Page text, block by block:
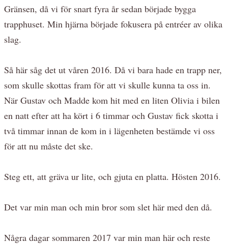
Gränsen, då vi för snart fyra år sedan började bygga
trapphuset. Min hjärna började fokusera på entréer av olika
slag.
Så här såg det ut våren 2016. Då vi bara hade en trapp ner,
som skulle skottas fram för att vi skulle kunna ta oss in.
När Gustav och Madde kom hit med en liten Olivia i bilen
en natt efter att ha kört i 6 timmar och Gustav fick skotta i
två timmar innan de kom in i lägenheten bestämde vi oss
för att nu måste det ske.
Steg ett, att gräva ur lite, och gjuta en platta. Hösten 2016.
Det var min man och min bror som slet här med den då.
Några dagar sommaren 2017 var min man här och reste